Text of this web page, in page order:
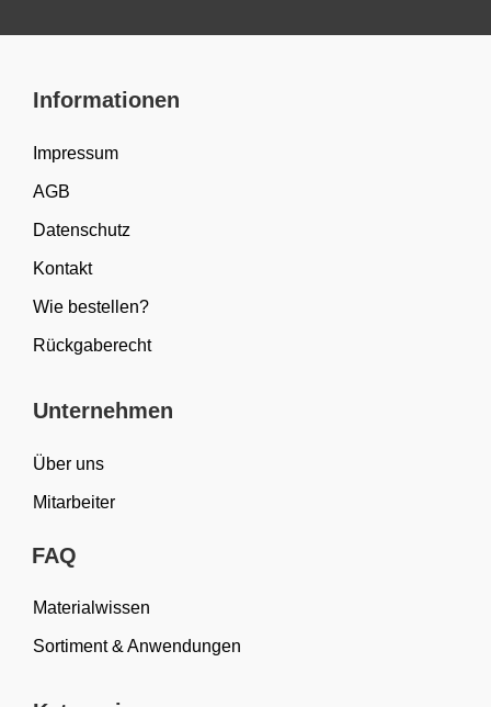
Informationen
Impressum
AGB
Datenschutz
Kontakt
Wie bestellen?
Rückgaberecht
Unternehmen
Über uns
Mitarbeiter
FAQ
Materialwissen
Sortiment & Anwendungen